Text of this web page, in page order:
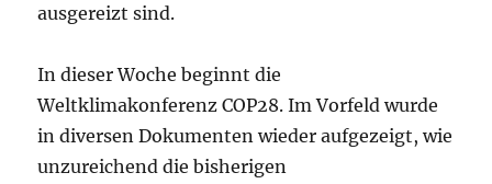
ausgereizt sind.
In dieser Woche beginnt die
Weltklimakonferenz COP28. Im Vorfeld wurde
in diversen Dokumenten wieder aufgezeigt, wie
unzureichend die bisherigen